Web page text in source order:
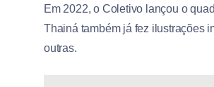
Em 2022, o Coletivo lançou o
Thainá também já fez ilustrações
outras.